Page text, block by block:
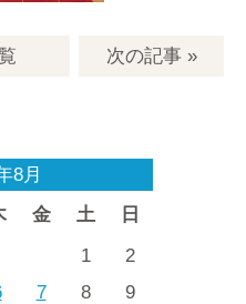
次の記事»
8月
金 土 日
1
2
7 8
9